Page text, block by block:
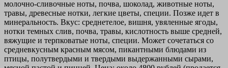
молочно-сливочные ноты, почва, шоколад, животные ноты,
травы, древесные нотки, легкие цветы, специи. Позже идет в
минеральность. Вкус: среднетелое, вишня, увяленные ягоды,
нотки темных слив, почва, травы, кислотность выше средней,
вяжущие и терпковатые ноты, специи. Может сочетаться со
средневкусным красным мясом, пикантными блюдами из
птицы, полутвердыми и твердыми выдержанными сырами,